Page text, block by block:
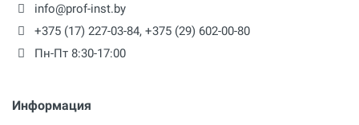
Макс. перепад всасывания
8 м
info@prof-inst.by
+375 (17) 227-03-84, +375 (29) 602-00-80
Пн-Пт 8:30-17:00
Информация